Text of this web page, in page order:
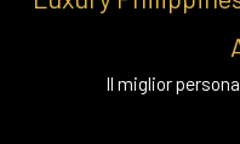
Il miglior